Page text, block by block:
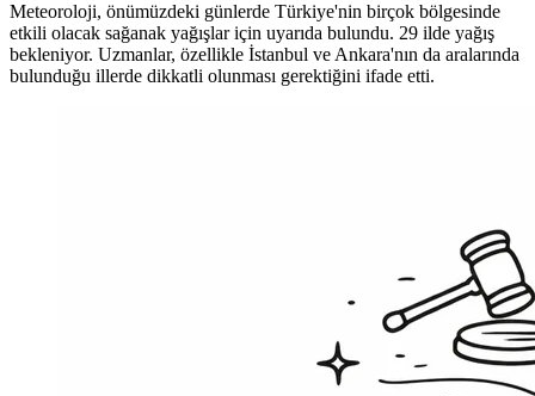
Meteoroloji, önümüzdeki günlerde Türkiye'nin birçok bölgesinde
etkili olacak sağanak yağışlar için uyarıda bulundu. 29 ilde yağış
bekleniyor. Uzmanlar, özellikle İstanbul ve Ankara'nın da aralarında
bulunduğu illerde dikkatli olunması gerektiğini ifade etti.